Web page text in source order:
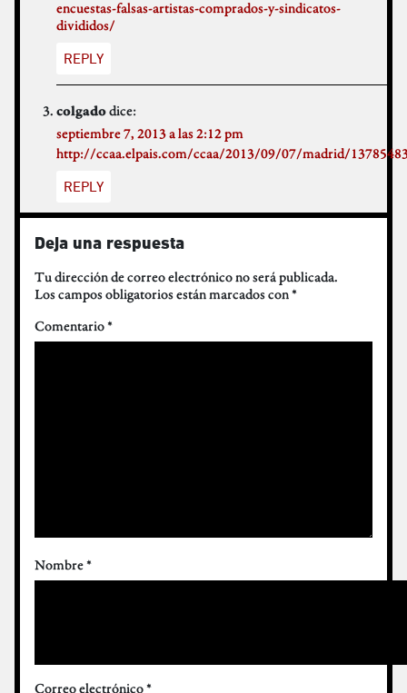
encuestas-falsas-artistas-comprados-y-sindicatos-
divididos/
REPLY
colgadodice:
septiembre 7, 2013 a las 2:12 pm
http://ccaa.elpais.com/ccaa/2013/09/07/madrid/
REPLY
Deja una respuesta
Tu dirección de correo electrónico no será publicada.
Los campos obligatorios están marcados con*
Comentario*
Nombre*
Correo electrónico*